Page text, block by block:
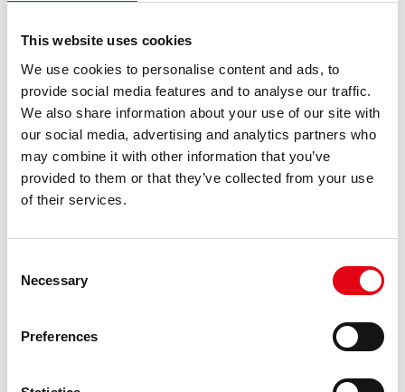
This website uses cookies
We use cookies to personalise content and ads, to
provide social media features and to analyse our traffic.
We also share information about your use of our site with
our social media, advertising and analytics partners who
may combine it with other information that you’ve
provided to them or that they’ve collected from your use
of their services.
Selection
Necessary
Preferences
Złączka
https://www.racmet.com/pl-ww/zlaczka.aspx
komunikacja > Słowniczek > Złączka Złączka Element systemów